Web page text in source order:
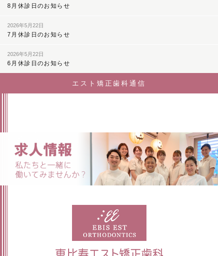
8月休診日のお知らせ
2026年5月22日
7月休診日のお知らせ
2026年5月22日
6月休診日のお知らせ
エスト矯正歯科通信